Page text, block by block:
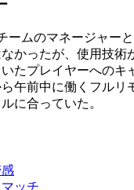
ームのマネージャー
かったが、使用技術
たプレイヤーへのキ
午前中に働くフルリ
に合っていた。
ッチ